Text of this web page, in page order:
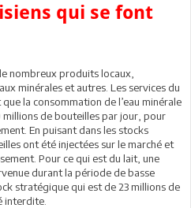
qui se font
nombreux produits locaux,
minérales et autres. Les services du
la consommation de l’eau minérale
millions de bouteilles par jour, pour
En puisant dans les stocks
ont été injectées sur le marché et
Pour ce qui est du lait, une
durant la période de basse
stratégique qui est de 23 millions de
interdite.